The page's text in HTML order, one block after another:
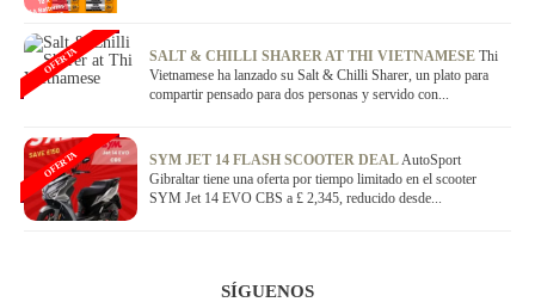
SALT & CHILLI SHARER AT THI VIETNAMESE Thi
Vietnamese ha lanzado su Salt & Chilli Sharer, un plato para
compartir pensado para dos personas y servido con...
OFERTA
SYM JET 14 FLASH SCOOTER DEAL AutoSport
Gibraltar tiene una oferta por tiempo limitado en el scooter
SYM Jet 14 EVO CBS a £ 2,345, reducido desde...
OFERTA
SÍGUENOS